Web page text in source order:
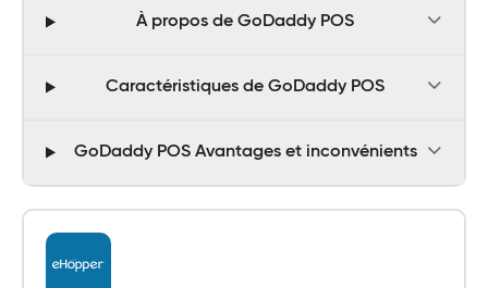
À propos de GoDaddy POS
Caractéristiques de GoDaddy POS
GoDaddy POS Avantages et inconvénients